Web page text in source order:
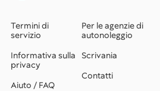
Termini di
servizio
Informativa sulla
privacy
Aiuto / FAQ
Per le agenzie di
autonoleggio
Scrivania
Contatti